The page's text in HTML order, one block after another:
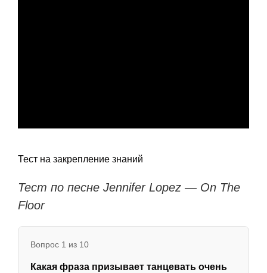
Тест на закрепление знаний
Тест по песне Jennifer Lopez — On The
Floor
Вопрос 1 из 10
Какая фраза призывает танцевать очень